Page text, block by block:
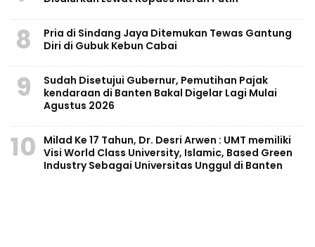
8
Pria di Sindang Jaya Ditemukan Tewas Gantung
Diri di Gubuk Kebun Cabai
9
Sudah Disetujui Gubernur, Pemutihan Pajak
kendaraan di Banten Bakal Digelar Lagi Mulai
Agustus 2026
10
Milad Ke 17 Tahun, Dr. Desri Arwen : UMT memiliki
Visi World Class University, Islamic, Based Green
Industry Sebagai Universitas Unggul di Banten